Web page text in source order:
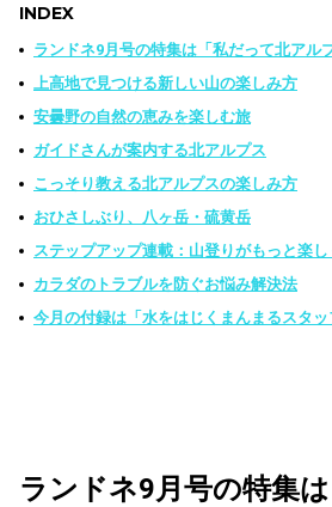
INDEX
ランドネ9月号の特集は「私だって北アル
上高地で見つける新しい山の楽しみ方
安曇野の自然の恵みを楽しむ旅
ガイドさんが案内する北アルプス
こっそり教える北アルプスの楽しみ方
おひさしぶり、八ヶ岳・硫黄岳
ステップアップ連載：山登りがもっと楽
カラダのトラブルを防ぐお悩み解決法
今月の付録は「水をはじくまんまるスタッ
ランドネ9月号の特集